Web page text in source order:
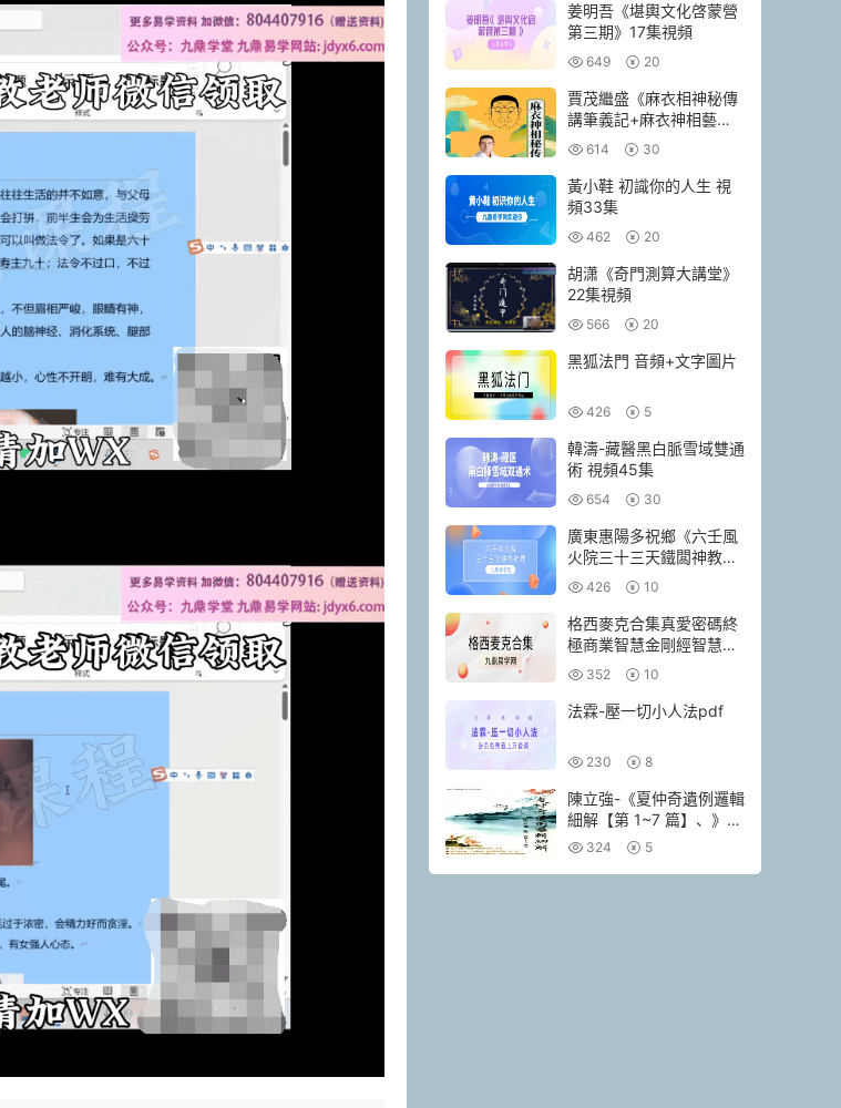
姜明吾《堪輿文化啓蒙營
第三期》17集視頻
649 20
賈茂繼‬盛《麻衣相神‬秘傳
講筆義‬記+麻衣神相藝四‬
通玄高面階‬相篇》2本pdf
614 30
黃小鞋 初識你的人生 視
頻33集
462 20
胡潇《奇門測算大講堂》
22集視頻
566 20
黑狐法門 音頻+文字圖片
426 5
韓濤-藏醫黑白脈雪域雙通
術 視頻45集
654 30
廣東惠陽多祝鄉《六壬風
火院三十三天鐵闆神教》
4本pdf
426 10
格西麥克合集真愛密碼終
極商業智慧金剛經智慧人
生當和尚遇上鑽石
352 10
法霖-壓一切小人法pdf
230 8
陳立強-《夏仲奇遺例邏輯
細解【第 1~7 篇】、》
174頁–彩色PDF電子書
324 5